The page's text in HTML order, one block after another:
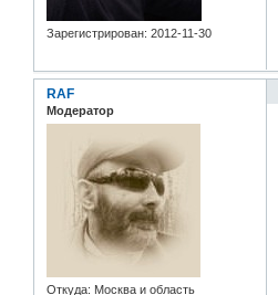
Зарегистрирован: 2012-11-30
RAF
Модератор
Откуда: Москва и область